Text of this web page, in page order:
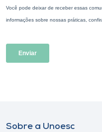
Sobre a Unoesc